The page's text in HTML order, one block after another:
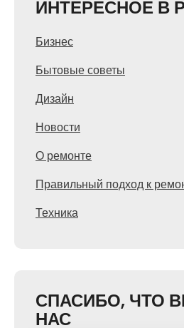
ИНТЕРЕСНОЕ В
Бизнес
Бытовые советы
Дизайн
Новости
О ремонте
Правильный подход к
Техника
СПАСИБО, ЧТО
НАС